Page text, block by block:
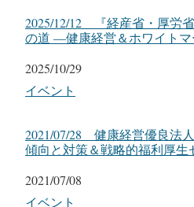
2025/12/12 『経産省・厚労
の道 ―健康経営＆ホワイトマ
日付
2025/10/29
関連理由
イベント
2021/07/28 健康経営優良法
傾向と対策＆戦略的福利厚生
日付
2021/07/08
関連理由
イベント